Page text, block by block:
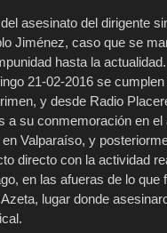
asesinato del dirigente
Jiménez, caso que se
hasta la actualidad.
21-02-2016 se cumplen
y desde Radio
a su conmemoración en el
en Valparaíso, y
directo con la actividad
en las afueras de lo que
lugar donde